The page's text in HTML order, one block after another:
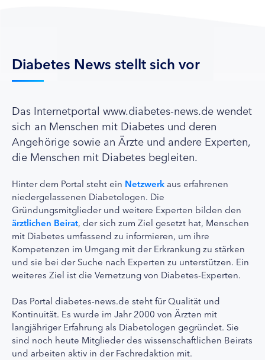
Diabetes News stellt sich vor
Das Internetportal www.diabetes-news.de wendet
sich an Menschen mit Diabetes und deren
Angehörige sowie an Ärzte und andere Experten,
die Menschen mit Diabetes begleiten.
Hinter dem Portal steht ein Netzwerk aus erfahrenen
niedergelassenen Diabetologen. Die
Gründungsmitglieder und weitere Experten bilden den
ärztlichen Beirat, der sich zum Ziel gesetzt hat, Menschen
mit Diabetes umfassend zu informieren, um ihre
Kompetenzen im Umgang mit der Erkrankung zu stärken
und sie bei der Suche nach Experten zu unterstützen. Ein
weiteres Ziel ist die Vernetzung von Diabetes-Experten.
Das Portal diabetes-news.de steht für Qualität und
Kontinuität. Es wurde im Jahr 2000 von Ärzten mit
langjähriger Erfahrung als Diabetologen gegründet. Sie
sind noch heute Mitglieder des wissenschaftlichen Beirats
und arbeiten aktiv in der Fachredaktion mit.